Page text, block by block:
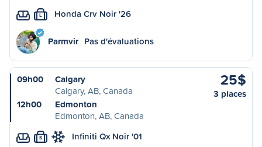
L Honda Crv Noir '26
Parmvir Pas d'évaluations
09h00
Calgary
Calgary, AB, Canada
12h00
Edmonton
Edmonton, AB, Canada
25$
3 places
S Infiniti Qx Noir '01